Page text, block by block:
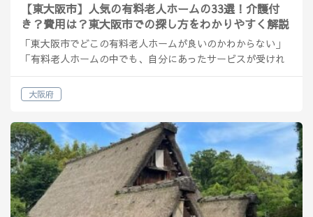
【東大阪市】人気の有料老人ホームの33選！介護付
き？費用は？東大阪市での探し方をわかりやすく解説
「東大阪市でどこの有料老人ホームが良いのかわからない」
「有料老人ホームの中でも、自分にあったサービスが受けれ
東大阪市の有料老人ホームの概要 東大阪市は大阪府の中…
大阪府